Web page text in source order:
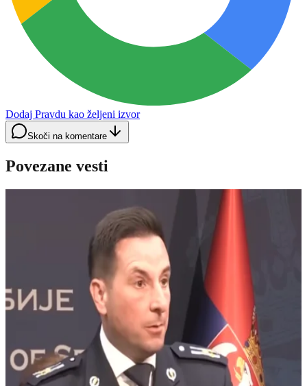
Dodaj Pravdu kao željeni izvor
Skoči na komentare
Povezane vesti